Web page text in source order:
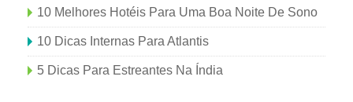
10 Melhores Hotéis Para Uma Boa Noite De Sono
10 Dicas Internas Para Atlantis
5 Dicas Para Estreantes Na Índia